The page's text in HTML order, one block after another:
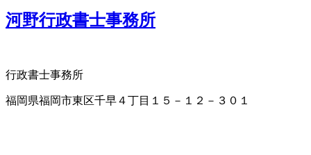
河野行政書士事務所
行政書士事務所
福岡県福岡市東区千早４丁目１５－１２－３０１